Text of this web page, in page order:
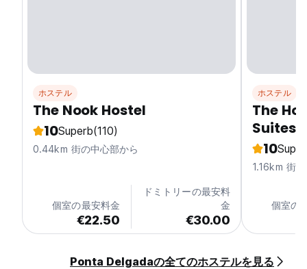
ホステル
The Nook Hostel
10Superb(110)
0.44km 街の中心部から
個室の最安料金
€22.50
ドミトリーの最安料
金
€30.00
ホステル
The
Suites
10
1.16km 街
個室の
Ponta Delgadaの全てのホステルを見る